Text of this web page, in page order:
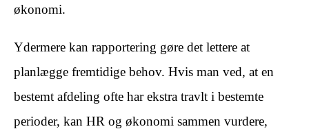
økonomi.
Ydermere kan rapportering gøre det lettere at
planlægge fremtidige behov. Hvis man ved, at en
bestemt afdeling ofte har ekstra travlt i bestemte
perioder, kan HR og økonomi sammen vurdere,